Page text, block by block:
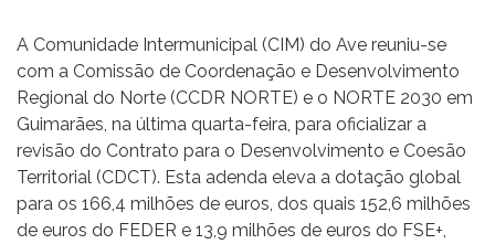
A Comunidade Intermunicipal (CIM) do Ave reuniu-se
com a Comissão de Coordenação e Desenvolvimento
Regional do Norte (CCDR NORTE) e o NORTE 2030 em
Guimarães, na última quarta-feira, para oficializar a
revisão do Contrato para o Desenvolvimento e Coesão
Territorial (CDCT). Esta adenda eleva a dotação global
para os 166,4 milhões de euros, dos quais 152,6 milhões
de euros do FEDER e 13,9 milhões de euros do FSE+,